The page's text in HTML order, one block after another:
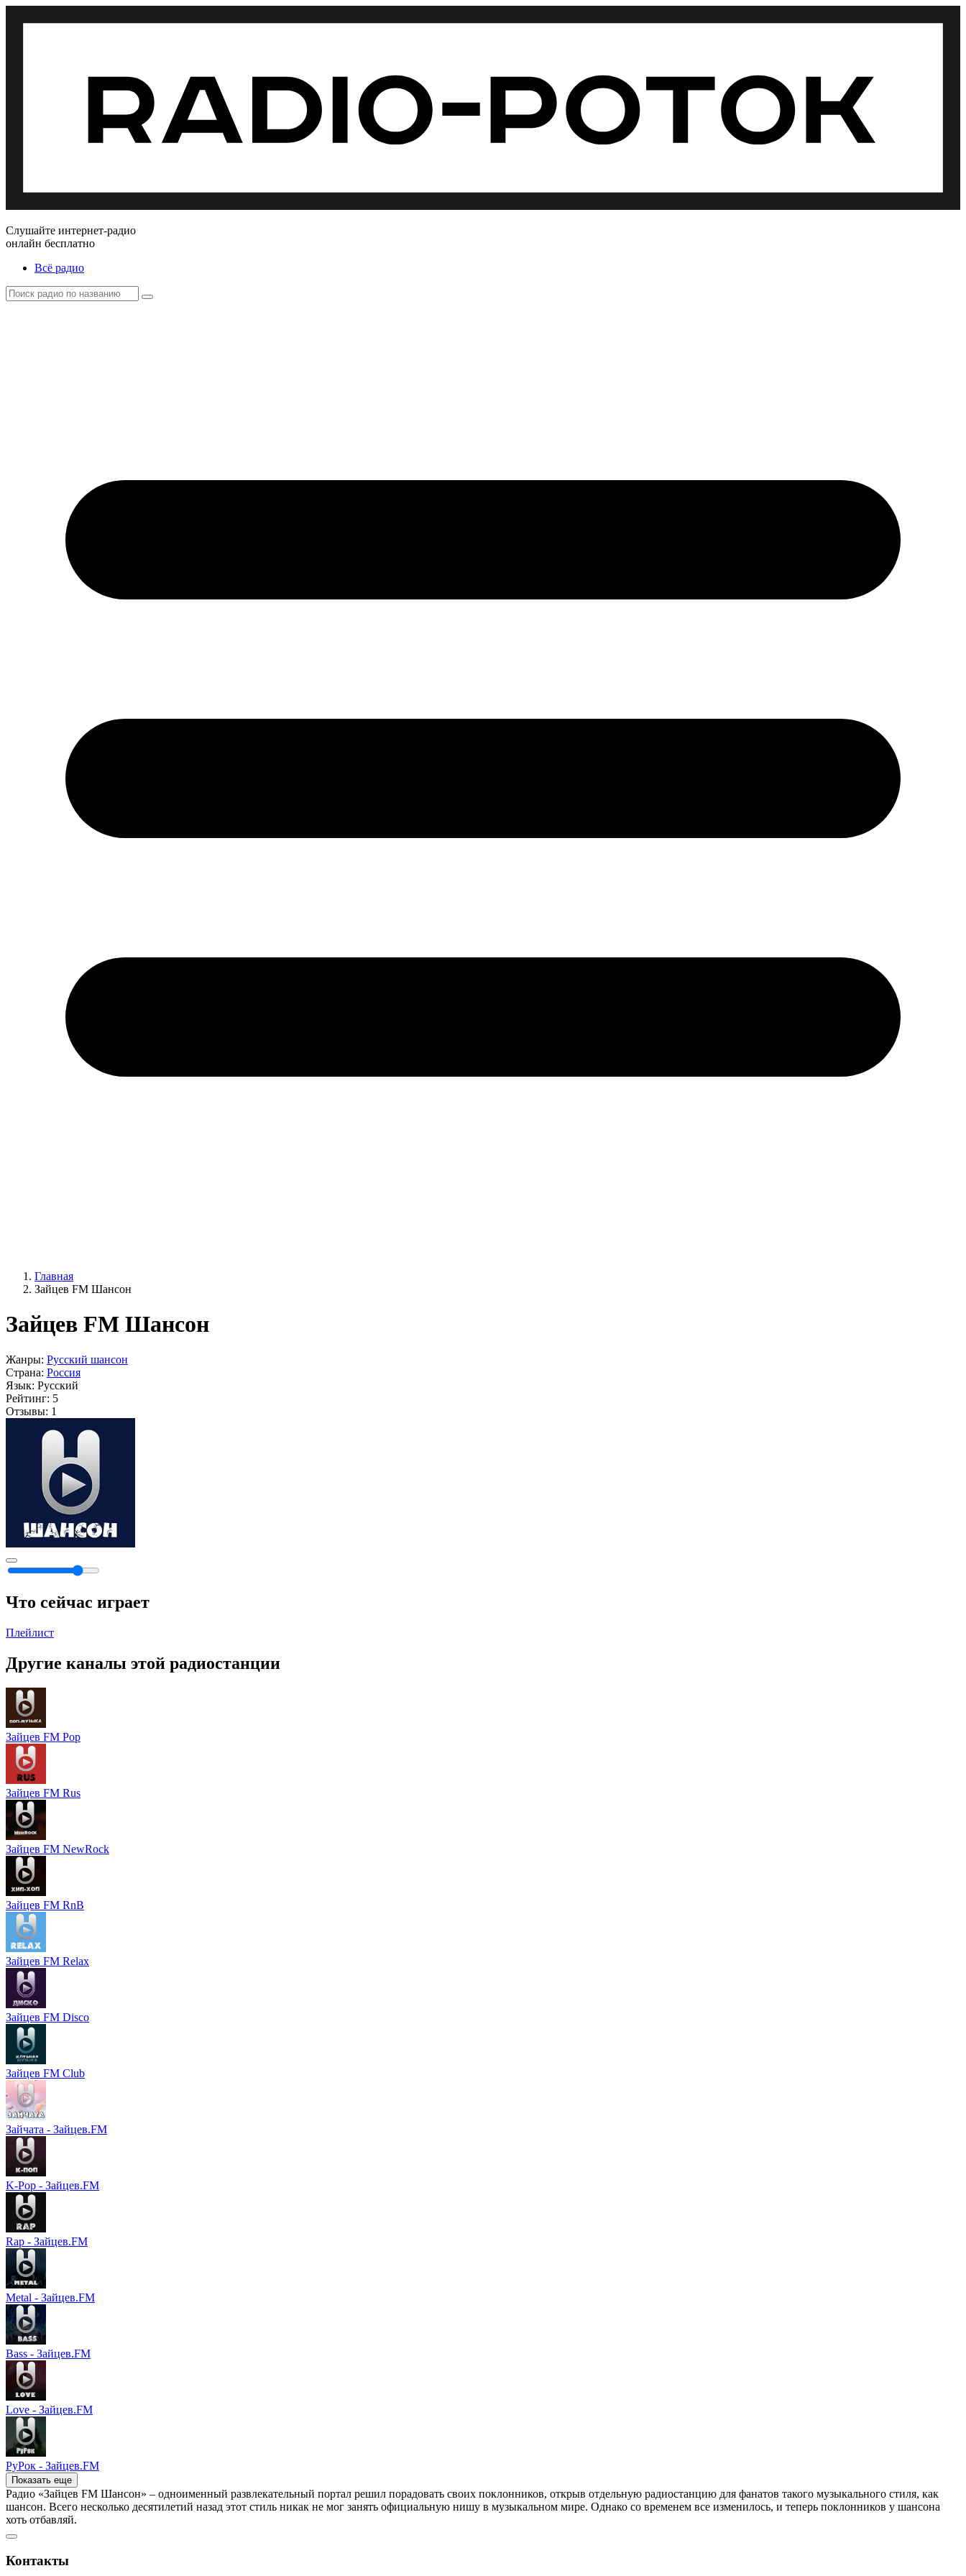
Слушайте интернет-радио
онлайн бесплатно
Всё радио
Главная
Зайцев FM Шансон
Зайцев FM Шансон
Жанры: Русский шансон
Страна: Россия
Язык: Русский
Рейтинг: 5
Отзывы: 1
Что сейчас играет
Плейлист
Другие каналы этой радиостанции
Зайцев FM Pop
Зайцев FM Rus
Зайцев FM NewRock
Зайцев FM RnB
Зайцев FM Relax
Зайцев FM Disco
Зайцев FM Club
Зайчата - Зайцев.FM
K-Pop - Зайцев.FM
Rap - Зайцев.FM
Metal - Зайцев.FM
Bass - Зайцев.FM
Love - Зайцев.FM
РуРок - Зайцев.FM
Показать еще
Радио «Зайцев FM Шансон» – одноименный развлекательный портал решил порадовать своих поклонников, открыв отдельную радиостанцию для фанатов такого музыкального стиля, как
шансон. Всего несколько десятилетий назад этот стиль никак не мог занять официальную нишу в музыкальном мире. Однако со временем все изменилось, и теперь поклонников у шансона
хоть отбавляй.
Контакты